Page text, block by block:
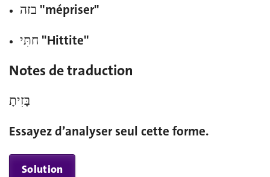
בזה "mépriser"
חתִּי "Hittite"
Notes de traduction
בָּזִיתָ
Essayez d’analyser seul cette forme.
Solution